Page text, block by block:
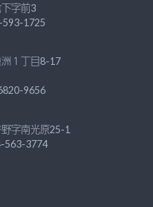
字前3
1725
１丁目8-17
9656
字南光原25-1
563-3774